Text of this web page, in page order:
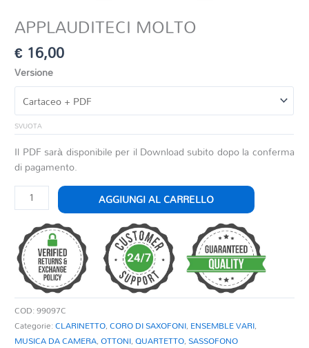
APPLAUDITECI MOLTO
€ 16,00
Versione
SVUOTA
Il PDF sarà disponibile per il Download subito dopo la conferma
di pagamento.
APPLAUDITECI
MOLTO
quantità
AGGIUNGI AL CARRELLO
COD:99097C
Categorie:CLARINETTO,CORO DI SAXOFONI, ENSEMBLE VARI,
MUSICA DA CAMERA,OTTONI,QUARTETTO,SASSOFONO